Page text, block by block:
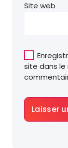
Site web
site dans le